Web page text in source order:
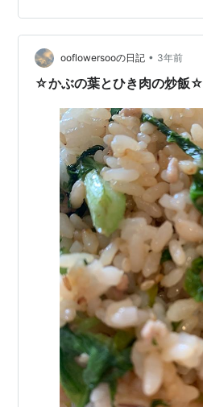
ooflowersooの日記 • 3年前
☆かぶの葉とひき肉の炒飯☆